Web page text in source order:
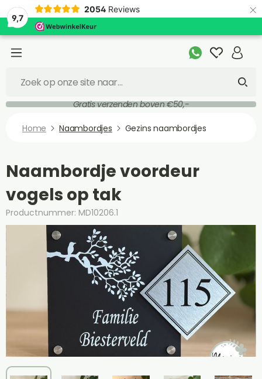
9,7
2054 Reviews ×
Gratis verzenden boven €50,-
Home Naambordjes Gezins naambordjes
Naambordje voordeur
vogels op tak
Productnummer: MD10206.1